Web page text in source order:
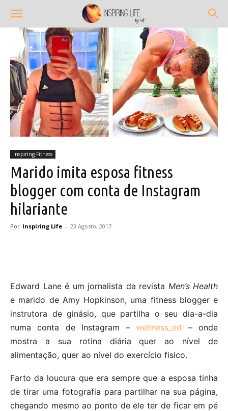
Inspiring Fitness
Marido imita esposa fitness
blogger com conta de Instagram
hilariante
Por Inspiring Life - 23 Agosto, 2017
Edward Lane é um jornalista da revista Men’s Health
e marido de Amy Hopkinson, uma fitness blogger e
instrutora de ginásio, que partilha o seu dia-a-dia
numa conta de Instagram –wellness_ed – onde
mostra a sua rotina diária quer ao nível de
alimentação, quer ao nível do exercício fisico.
Farto da loucura que era sempre que a esposa tinha
de tirar uma fotografia para partilhar na sua página,
chegando mesmo ao ponto de ele ter de ficar em pé